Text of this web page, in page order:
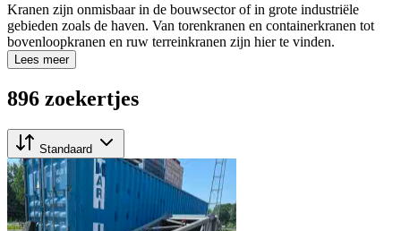
Kranen zijn onmisbaar in de bouwsector of in grote industriële
gebieden zoals de haven. Van torenkranen en containerkranen tot
bovenloopkranen en ruw terreinkranen zijn hier te vinden.
Lees meer
896 zoekertjes
Standaard